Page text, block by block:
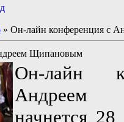
» Он-лайн конференция с
Щипановым
Он-лайн
начнется